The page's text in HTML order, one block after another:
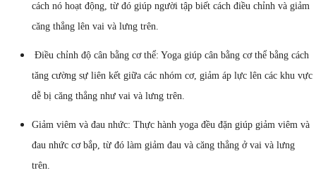
cách nó hoạt động, từ đó giúp người tập biết cách điều chỉnh và giảm
căng thẳng lên vai và lưng trên.
Điều chỉnh độ cân bằng cơ thể: Yoga giúp cân bằng cơ thể bằng cách
tăng cường sự liên kết giữa các nhóm cơ, giảm áp lực lên các khu vực
dễ bị căng thẳng như vai và lưng trên.
Giảm viêm và đau nhức: Thực hành yoga đều đặn giúp giảm viêm và
đau nhức cơ bắp, từ đó làm giảm đau và căng thẳng ở vai và lưng
trên.